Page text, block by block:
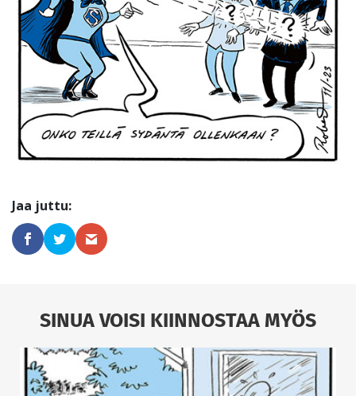
SINUA VOISI KIINNOSTAA MYÖS